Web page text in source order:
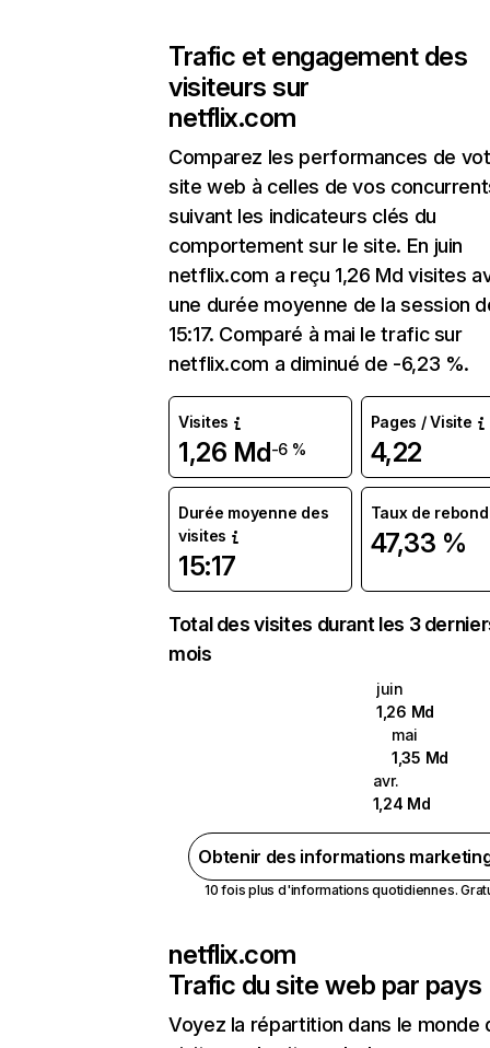
Trafic et engagement des
visiteurs sur
netflix.com
Comparez les performances de
site web à celles de vos
suivant les indicateurs clés du
comportement sur le site. En juin
netflix.com a reçu 1,26 Md visites
une durée moyenne de la session
15:17. Comparé à mai le trafic sur
netflix.com a diminué de -6,23 %.
Visites
1,26 Md-6 %
Pages / Visite
4,22
Durée moyenne des
visites
15:17
Taux de rebond
47,33 %
Total des visites durant les 3
mois
juin
1,26 Md
mai
1,35 Md
avr.
1,24 Md
Obtenir des informations
10 fois plus d'informations quotidiennes.
netflix.com
Trafic du site web par pays
Voyez la répartition dans le monde